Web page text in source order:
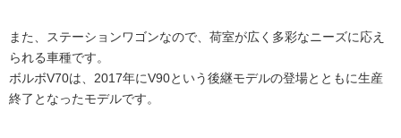
また、ステーションワゴンなので、荷室が広く多彩なニーズに応え
られる車種です。
ボルボV70は、2017年にV90という後継モデルの登場とともに生産
終了となったモデルです。